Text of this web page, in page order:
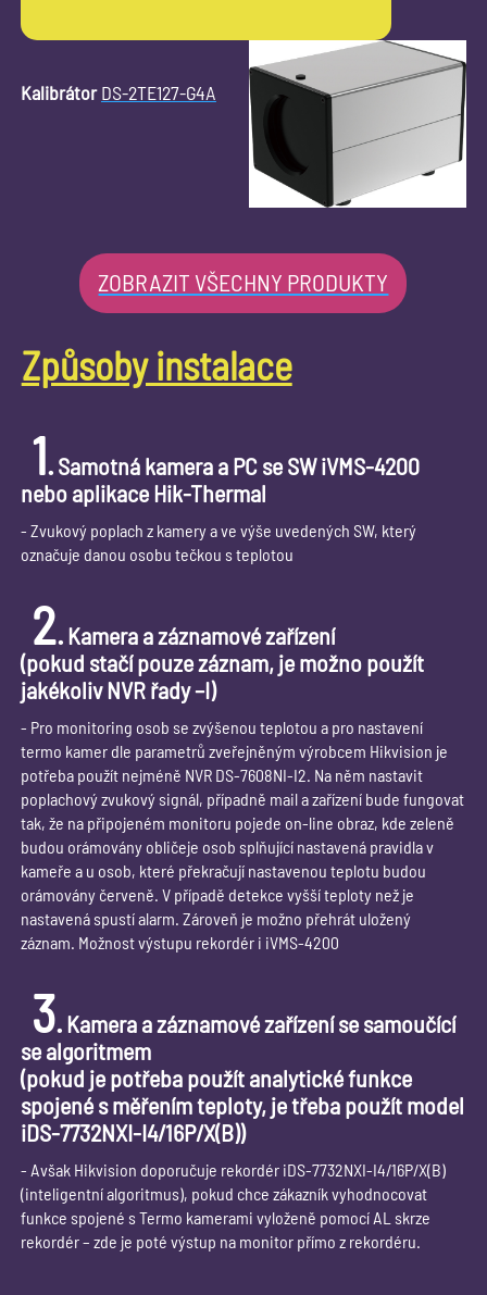
KalibrátorDS-2TE127-G4A
ZOBRAZIT VŠECHNY PRODUKTY
Způsoby instalace
1.Samotná kamera a PC se SW iVMS-4200
nebo aplikace Hik-Thermal
- Zvukový poplach z kamery a ve výše uvedených SW, který
označuje danou osobu tečkou s teplotou
2.Kamera a záznamové zařízení
(pokud stačí pouze záznam, je možno použít
jakékoliv NVR řady –I)
- Pro monitoring osob se zvýšenou teplotou a pro nastavení
termo kamer dle parametrů zveřejněným výrobcem Hikvision je
potřeba použít nejméně NVR DS-7608NI-I2. Na něm nastavit
poplachový zvukový signál, případně mail a zařízení bude fungovat
tak, že na připojeném monitoru pojede on-line obraz, kde zeleně
budou orámovány obličeje osob splňující nastavená pravidla v
kameře a u osob, které překračují nastavenou teplotu budou
orámovány červeně. V případě detekce vyšší teploty než je
nastavená spustí alarm. Zároveň je možno přehrát uložený
záznam. Možnost výstupu rekordér i iVMS-4200
3.Kamera a záznamové zařízení se samoučící
se algoritmem
(pokud je potřeba použít analytické funkce
spojené s měřením teploty, je třeba použít model
iDS-7732NXI-I4/16P/X(B))
- Avšak Hikvision doporučuje rekordér iDS-7732NXI-I4/16P/X(B)
(inteligentní algoritmus), pokud chce zákazník vyhodnocovat
funkce spojené s Termo kamerami vyloženě pomocí AL skrze
rekordér – zde je poté výstup na monitor přímo z rekordéru.